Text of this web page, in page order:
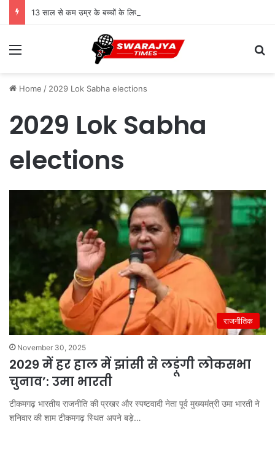
Menu
Home / 2029 Lok Sabha elections
2029 Lok Sabha
elections
राजनीतिक
November 30, 2025
2029 में हर हाल में झांसी से लड़ूंगी लोकसभा
चुनाव’: उमा भारती
टीकमगढ़ भारतीय राजनीति की प्रखर और स्पष्टवादी नेता पूर्व मुख्यमंत्री उमा भारती ने
शनिवार की शाम टीकमगढ़ स्थित अपने बड़े…